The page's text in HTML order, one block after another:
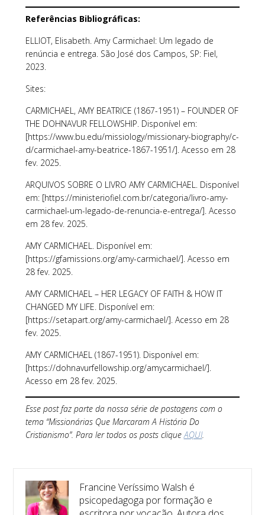
Referências Bibliográficas:
ELLIOT, Elisabeth. Amy Carmichael: Um legado de
renúncia e entrega. São José dos Campos, SP: Fiel,
2023.
Sites:
CARMICHAEL, AMY BEATRICE (1867-1951) – FOUNDER OF
THE DOHNAVUR FELLOWSHIP. Disponível em:
[https://www.bu.edu/missiology/missionary-biography/c-
d/carmichael-amy-beatrice-1867-1951/]. Acesso em 28
fev. 2025.
ARQUIVOS SOBRE O LIVRO AMY CARMICHAEL. Disponível
em: [https://ministeriofiel.com.br/categoria/livro-amy-
carmichael-um-legado-de-renuncia-e-entrega/]. Acesso
em 28 fev. 2025.
AMY CARMICHAEL. Disponível em:
[https://gfamissions.org/amy-carmichael/]. Acesso em
28 fev. 2025.
AMY CARMICHAEL – HER LEGACY OF FAITH & HOW IT
CHANGED MY LIFE. Disponível em:
[https://setapart.org/amy-carmichael/]. Acesso em 28
fev. 2025.
AMY CARMICHAEL (1867-1951). Disponível em:
[https://dohnavurfellowship.org/amycarmichael/].
Acesso em 28 fev. 2025.
Esse post faz parte da nossa série de postagens com o
tema “Missionárias Que Marcaram A História Do
Cristianismo”. Para ler todos os posts cliqueAQUI.
Francine Veríssimo Walsh é
psicopedagoga por formação e